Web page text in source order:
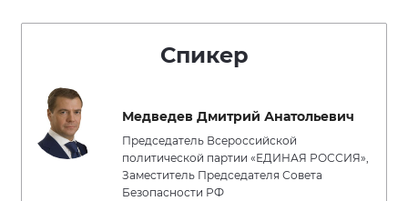
Спикер
Медведев Дмитрий Анатольевич
Председатель Всероссийской
политической партии «ЕДИНАЯ РОССИЯ»,
Заместитель Председателя Совета
Безопасности РФ